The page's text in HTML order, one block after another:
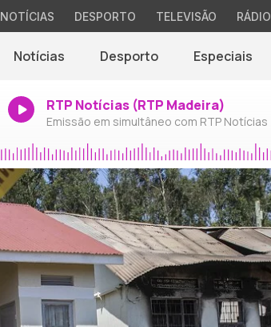
NOTÍCIAS DESPORTO TELEVISÃO RÁDIO
Notícias Desporto Especiais
RTP Notícias (RTP Madeira)
Emissão em simultâneo com RTP Notícias